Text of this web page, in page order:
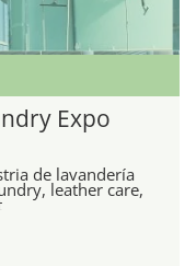
Expo
de lavandería
leather care,